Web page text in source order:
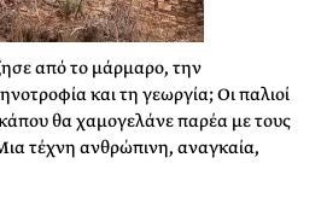
από το μάρμαρο, την
και τη γεωργία; Οι παλιοί
θα χαμογελάνε παρέα με τους
τέχνη ανθρώπινη, αναγκαία,